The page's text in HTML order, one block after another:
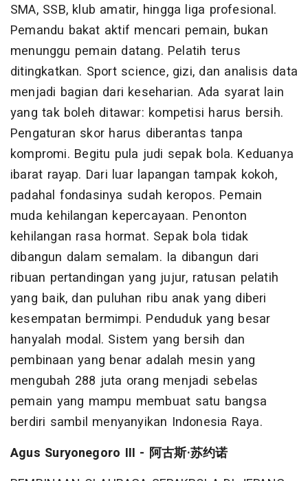
SMA, SSB, klub amatir, hingga liga profesional.
Pemandu bakat aktif mencari pemain, bukan
menunggu pemain datang. Pelatih terus
ditingkatkan. Sport science, gizi, dan analisis data
menjadi bagian dari keseharian. Ada syarat lain
yang tak boleh ditawar: kompetisi harus bersih.
Pengaturan skor harus diberantas tanpa
kompromi. Begitu pula judi sepak bola. Keduanya
ibarat rayap. Dari luar lapangan tampak kokoh,
padahal fondasinya sudah keropos. Pemain
muda kehilangan kepercayaan. Penonton
kehilangan rasa hormat. Sepak bola tidak
dibangun dalam semalam. Ia dibangun dari
ribuan pertandingan yang jujur, ratusan pelatih
yang baik, dan puluhan ribu anak yang diberi
kesempatan bermimpi. Penduduk yang besar
hanyalah modal. Sistem yang bersih dan
pembinaan yang benar adalah mesin yang
mengubah 288 juta orang menjadi sebelas
pemain yang mampu membuat satu bangsa
berdiri sambil menyanyikan Indonesia Raya.
Agus Suryonegoro III - 阿古斯·苏约诺